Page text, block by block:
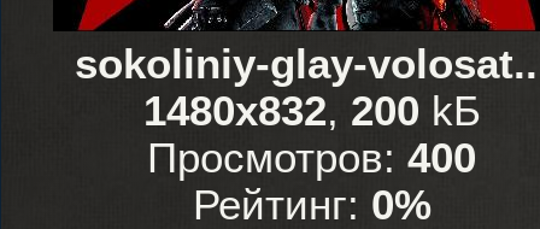
sokoliniy-glay-
1480x832, 200 kБ
Просмотров: 400
Рейтинг: 0%